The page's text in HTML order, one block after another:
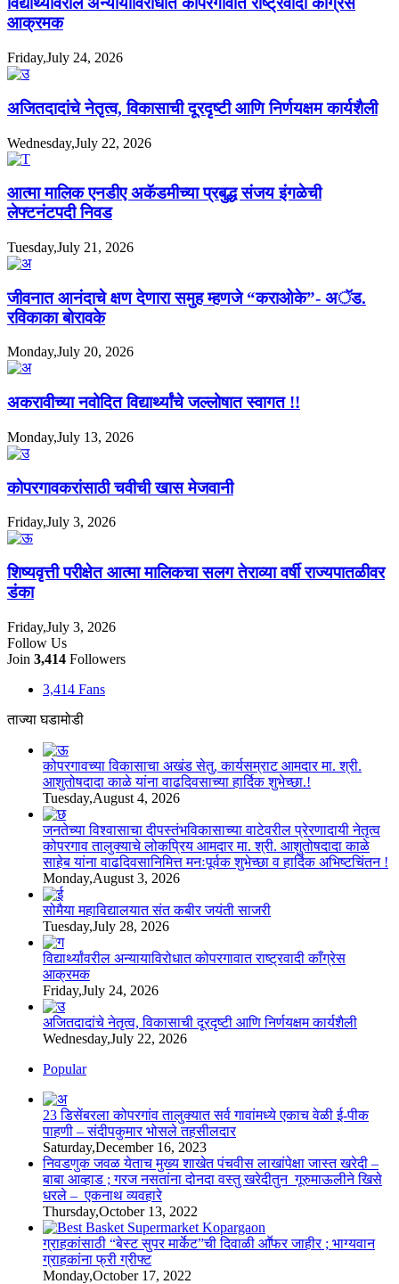
आक्रमक
Friday,July 24, 2026
अजितदादांचे नेतृत्व, विकासाची दूरदृष्टी आणि निर्णयक्षम कार्यशैली
Wednesday,July 22, 2026
आत्मा मालिक एनडीए अकॅडमीच्या प्रबुद्ध संजय इंगळेची
लेफ्टनंटपदी निवड
Tuesday,July 21, 2026
जीवनात आनंदाचे क्षण देणारा समुह म्हणजे “कराओके”- अॅड.
रविकाका बोरावके
Monday,July 20, 2026
अकरावीच्या नवोदित विद्यार्थ्यांचे जल्लोषात स्वागत !!
Monday,July 13, 2026
कोपरगावकरांसाठी चवीची खास मेजवानी
Friday,July 3, 2026
शिष्यवृत्ती परीक्षेत आत्मा मालिकचा सलग तेराव्या वर्षी राज्यपातळीवर
डंका
Friday,July 3, 2026
Follow Us
Join 3,414 Followers
3,414 Fans
ताज्या घडामोडी
कोपरगावच्या विकासाचा अखंड सेतु, कार्यसम्राट आमदार मा. श्री.
आशुतोषदादा काळे यांना वाढदिवसाच्या हार्दिक शुभेच्छा.!
Tuesday,August 4, 2026
जनतेच्या विश्वासाचा दीपस्तंभविकासाच्या वाटेवरील प्रेरणादायी नेतृत्व
कोपरगाव तालुक्याचे लोकप्रिय आमदार मा. श्री. आशुतोषदादा काळे
साहेब यांना वाढदिवसानिमित्त मनःपूर्वक शुभेच्छा व हार्दिक अभिष्टचिंतन !
Monday,August 3, 2026
सोमैया महाविद्यालयात संत कबीर जयंती साजरी
Tuesday,July 28, 2026
विद्यार्थ्यांवरील अन्यायाविरोधात कोपरगावात राष्ट्रवादी काँग्रेस
आक्रमक
Friday,July 24, 2026
अजितदादांचे नेतृत्व, विकासाची दूरदृष्टी आणि निर्णयक्षम कार्यशैली
Wednesday,July 22, 2026
Popular
23 डिसेंबरला कोपरगांव तालुक्‍यात सर्व गावांमध्ये एकाच वेळी ई-पीक
पाहणी – संदीपकुमार भोसले तहसीलदार
Saturday,December 16, 2023
निवडणुक जवळ येताच मुख्य शाखेत पंचवीस लाखांपेक्षा जास्त खरेदी –
बाबा आव्हाड ; गरज नसतांना दोनदा वस्तु खरेदीतुन गूरुमाऊलीने खिसे
धरले – एकनाथ व्यवहारे
Thursday,October 13, 2022
ग्राहकांसाठी “बेस्ट सुपर मार्केट”ची दिवाळी आॕफर जाहीर ; भाग्यवान
ग्राहकांना फ्री ग्रीफ्ट
Monday,October 17, 2022